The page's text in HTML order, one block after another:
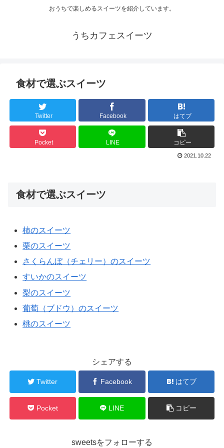
おうちで楽しめるスイーツを紹介しています。
うちカフェスイーツ
食材で選ぶスイーツ
Twitter Facebook はてブ
Pocket LINE コピー
2021.10.22
食材で選ぶスイーツ
柿のスイーツ
栗のスイーツ
さくらんぼ（チェリー）のスイーツ
すいかのスイーツ
梨のスイーツ
葡萄（ブドウ）のスイーツ
桃のスイーツ
シェアする
Twitter Facebook はてブ
Pocket LINE コピー
sweetsをフォローする